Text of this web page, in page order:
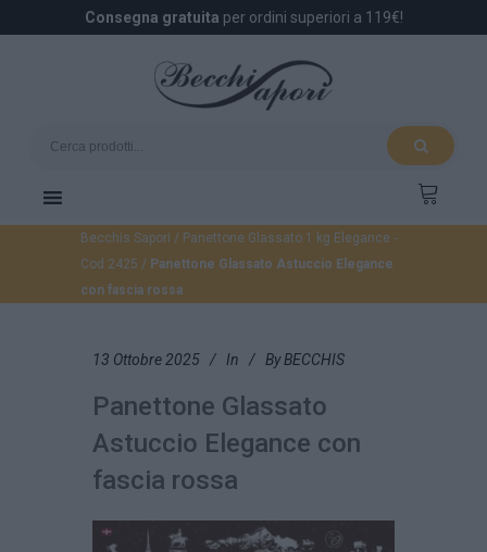
Consegna gratuita per ordini superiori a 119€!
Becchis Sapori / Panettone Glassato 1 kg Elegance -
Cod 2425 / Panettone Glassato Astuccio Elegance
con fascia rossa
13 Ottobre 2025 In By BECCHIS
Panettone Glassato
Astuccio Elegance con
fascia rossa